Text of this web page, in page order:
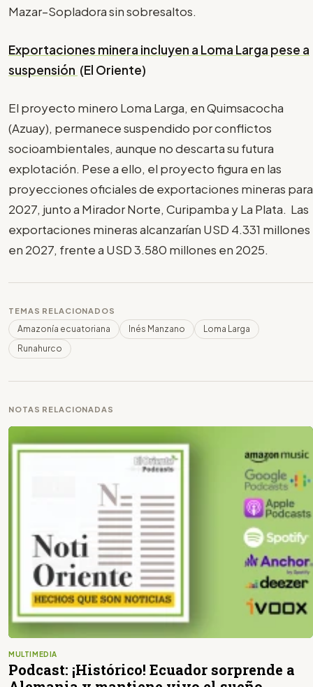
Mazar–Sopladora sin sobresaltos.
Exportaciones minera incluyen a Loma Larga pese a
suspensión (El Oriente)
El proyecto minero Loma Larga, en Quimsacocha
(Azuay), permanece suspendido por conflictos
socioambientales, aunque no descarta su futura
explotación. Pese a ello, el proyecto figura en las
proyecciones oficiales de exportaciones mineras para
2027, junto a Mirador Norte, Curipamba y La Plata. Las
exportaciones mineras alcanzarían USD 4.331 millones
en 2027, frente a USD 3.580 millones en 2025.
TEMAS RELACIONADOS
Amazonía ecuatoriana Inés Manzano
Loma Larga
Runahurco
NOTAS RELACIONADAS
MULTIMEDIA
Podcast: ¡Histórico! Ecuador sorprende a